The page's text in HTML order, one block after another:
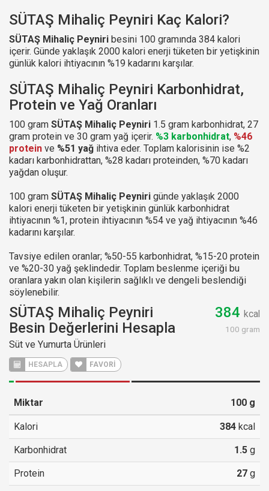
SÜTAŞ Mihaliç Peyniri Kaç Kalori?
SÜTAŞ Mihaliç Peyniri besini 100 gramında 384 kalori
içerir. Günde yaklaşık 2000 kalori enerji tüketen bir yetişkinin
günlük kalori ihtiyacının %19 kadarını karşılar.
SÜTAŞ Mihaliç Peyniri Karbonhidrat,
Protein ve Yağ Oranları
100 gram SÜTAŞ Mihaliç Peyniri 1.5 gram karbonhidrat, 27
gram protein ve 30 gram yağ içerir. %3 karbonhidrat, %46
protein ve %51 yağ ihtiva eder. Toplam kalorisinin ise %2
kadarı karbonhidrattan, %28 kadarı proteinden, %70 kadarı
yağdan oluşur.
100 gram SÜTAŞ Mihaliç Peyniri günde yaklaşık 2000
kalori enerji tüketen bir yetişkinin günlük karbonhidrat
ihtiyacının %1, protein ihtiyacının %54 ve yağ ihtiyacının %46
kadarını karşılar.
Tavsiye edilen oranlar; %50-55 karbonhidrat, %15-20 protein
ve %20-30 yağ şeklindedir. Toplam beslenme içeriği bu
oranlara yakın olan kişilerin sağlıklı ve dengeli beslendiği
söylenebilir.
SÜTAŞ Mihaliç Peyniri
Besin Değerlerini Hesapla
Süt ve Yumurta Ürünleri
HESAPLA FAVORİ
384 kcal
100 gram
Miktar 100 g
Kalori 384 kcal
Karbonhidrat 1.5 g
Protein 27 g